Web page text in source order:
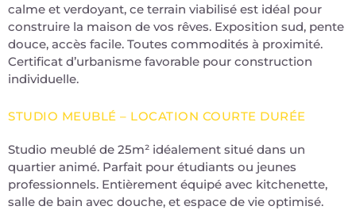
calme et verdoyant, ce terrain viabilisé est idéal pour
construire la maison de vos rêves. Exposition sud, pente
douce, accès facile. Toutes commodités à proximité.
Certificat d’urbanisme favorable pour construction
individuelle.
STUDIO MEUBLÉ – LOCATION COURTE DURÉE
Studio meublé de 25m² idéalement situé dans un
quartier animé. Parfait pour étudiants ou jeunes
professionnels. Entièrement équipé avec kitchenette,
salle de bain avec douche, et espace de vie optimisé.